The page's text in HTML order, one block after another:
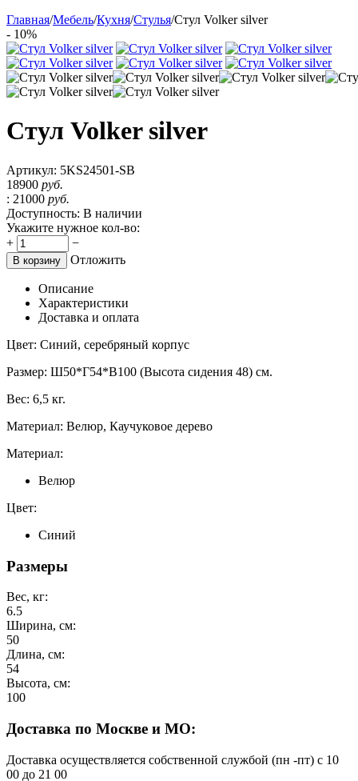
Главная/Мебель/Кухня/Стулья/Стул Volker silver
- 10%
Стул Volker silver
Артикул: 5KS24501-SB
18900 руб.
: 21000 руб.
Доступность: В наличии
Укажите нужное кол-во:
+
−
В корзину Отложить
Описание
Характеристики
Доставка и оплата
Цвет: Синий, серебряный корпус
Размер: Ш50*Г54*В100 (Высота сидения 48) см.
Вес: 6,5 кг.
Материал: Велюр, Каучуковое дерево
Материал:
Велюр
Цвет:
Синий
Размеры
Вес, кг:
6.5
Ширина, см:
50
Длина, см:
54
Высота, см:
100
Доставка по Москве и МО:
Доставка осуществляется собственной службой (пн -пт) с 10
00 до 21 00